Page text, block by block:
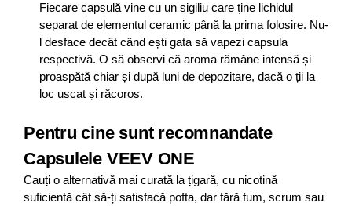
Fiecare capsulă vine cu un sigiliu care ține lichidul
separat de elementul ceramic până la prima folosire. Nu-
l desface decât când ești gata să vapezi capsula
respectivă. O să observi că aroma rămâne intensă și
proaspătă chiar și după luni de depozitare, dacă o ții la
loc uscat și răcoros.
Pentru cine sunt recomnandate
Capsulele VEEV ONE
Cauți o alternativă mai curată la țigară, cu nicotină
suficientă cât să-ți satisfacă pofta, dar fără fum, scrum sau